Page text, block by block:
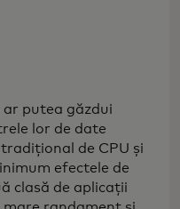
ar putea găzdui
lor de date
de CPU și
efectele de
clasă de aplicații